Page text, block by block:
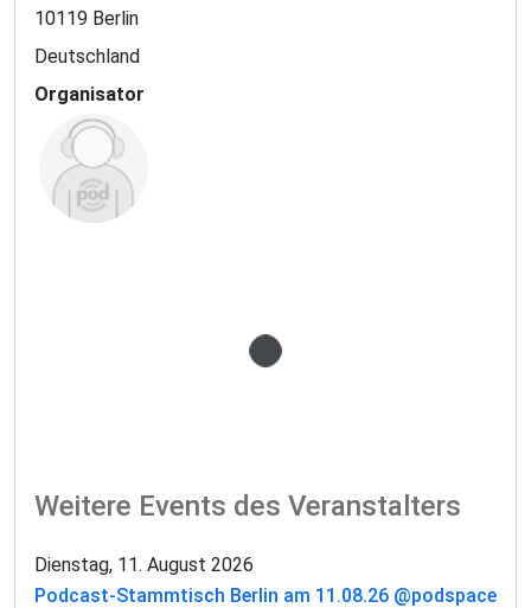
10119 Berlin
Deutschland
Organisator
Weitere Events des Veranstalters
Dienstag, 11. August 2026
Podcast-Stammtisch Berlin am 11.08.26 @podspace